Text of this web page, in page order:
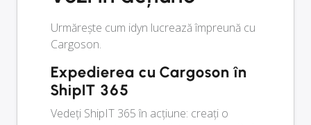
Urmărește cum idyn lucrează împreună cu
Cargoson.
Expedierea cu Cargoson în
ShipIT 365
Vedeți ShipIT 365 în acțiune: creați o